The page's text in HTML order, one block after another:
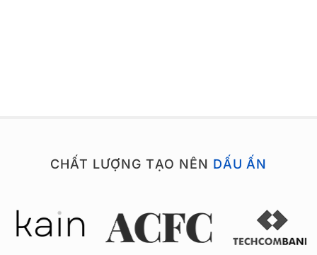
CHẤT LƯỢNG TẠO NÊN DẤU ẤN